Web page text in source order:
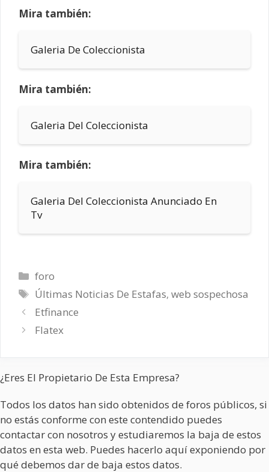
Mira también:
Galeria De Coleccionista
Mira también:
Galeria Del Coleccionista
Mira también:
Galeria Del Coleccionista Anunciado En
Tv
Categorías
foro
Etiquetas
Últimas Noticias De Estafas,web sospechosa
Etfinance
Flatex
¿Eres El Propietario De Esta Empresa?
Todos los datos han sido obtenidos de foros públicos, si
no estás conforme con este contendido puedes
contactar con nosotros y estudiaremos la baja de estos
datos en esta web. Puedes hacerlo aquí exponiendo por
qué debemos dar de baja estos datos.